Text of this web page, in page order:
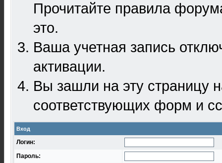
Прочитайте правила
это.
Ваша учетная запись
активации.
Вы зашли на эту
соответствующих форм и
Вход
Логин:
Пароль: